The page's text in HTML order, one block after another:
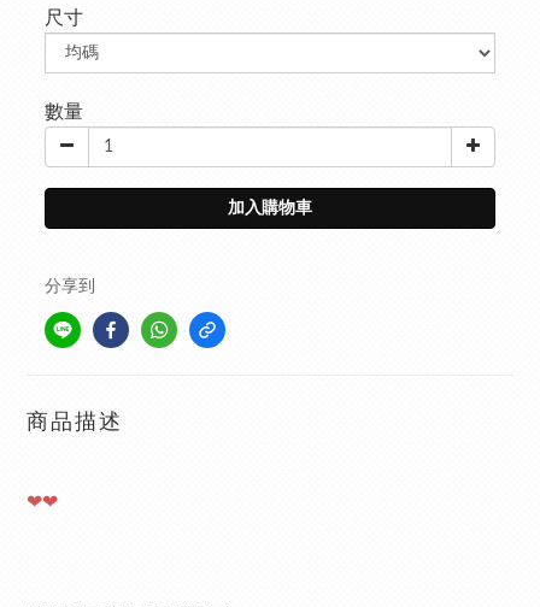
尺寸
數量
加入購物車
分享到
商品描述
❤❤